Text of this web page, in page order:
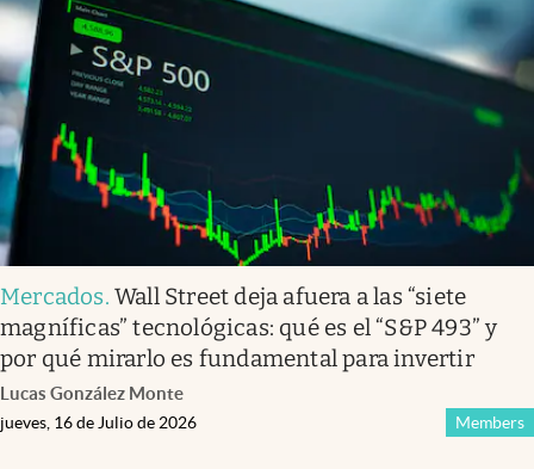
Mercados.Wall Street deja afuera a las “siete
magníficas” tecnológicas: qué es el “S&P 493” y
por qué mirarlo es fundamental para invertir
Lucas González Monte
Members
jueves, 16 de Julio de 2026